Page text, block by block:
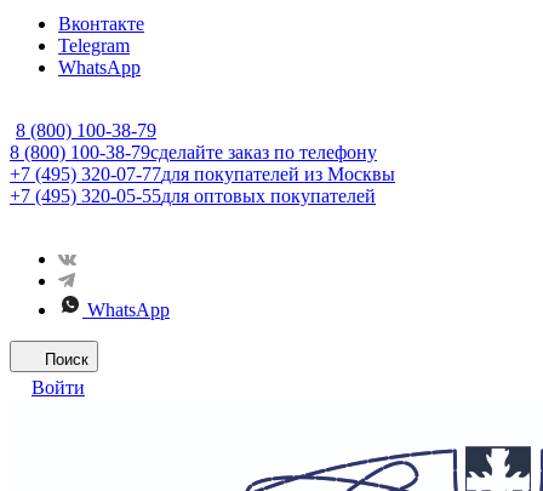
Вконтакте
Telegram
WhatsApp
8 (800) 100-38-79
8 (800) 100-38-79сделайте заказ по телефону
+7 (495) 320-07-77для покупателей из Москвы
+7 (495) 320-05-55для оптовых покупателей
WhatsApp
Поиск
Войти